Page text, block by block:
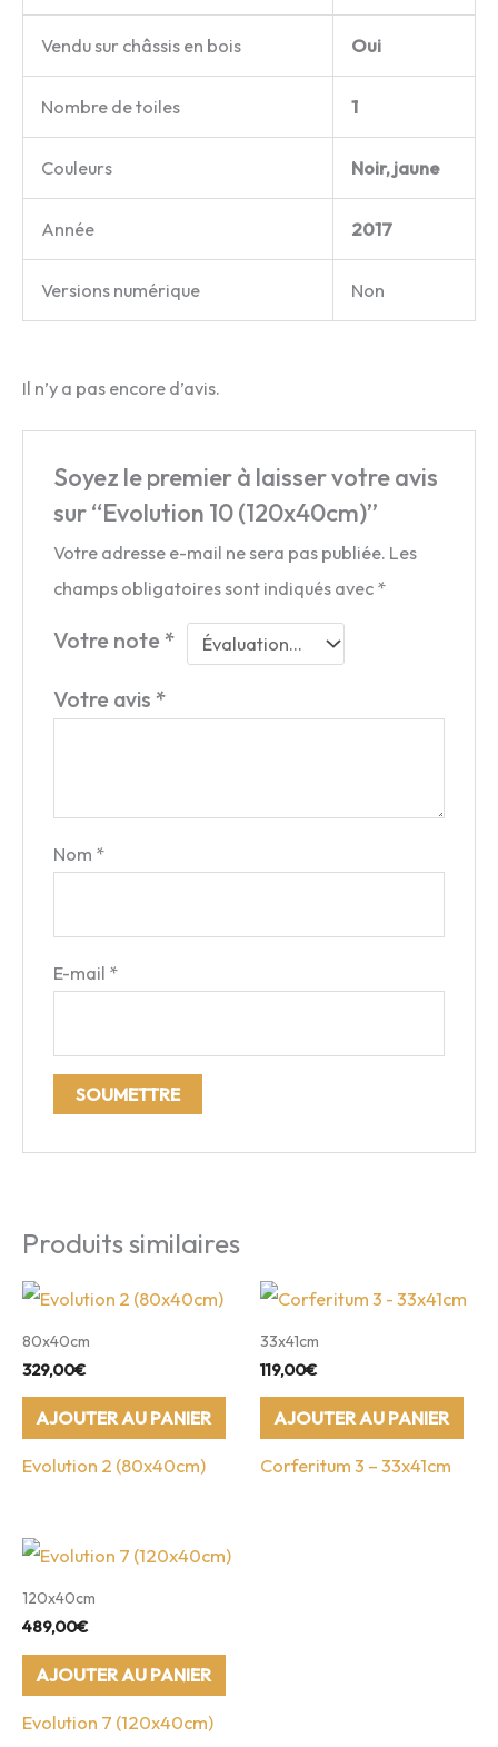
Vendu sur châssis en bois Oui
Nombre de toiles 1
Couleurs Noir, jaune
Année 2017
Versions numérique Non
Il n’y a pas encore d’avis.
Soyez le premier à laisser votre avis
sur “Evolution 10 (120x40cm)”
Votre adresse e-mail ne sera pas publiée. Les
champs obligatoires sont indiqués avec *
Votre note*
Votre avis*
Nom *
E-mail *
Produits similaires
80x40cm
329,00€
AJOUTER AU PANIER
Evolution 2 (80x40cm)
33x41cm
119,00€
AJOUTER AU PANIER
Corferitum 3 – 33x41cm
120x40cm
489,00€
AJOUTER AU PANIER
Evolution 7 (120x40cm)